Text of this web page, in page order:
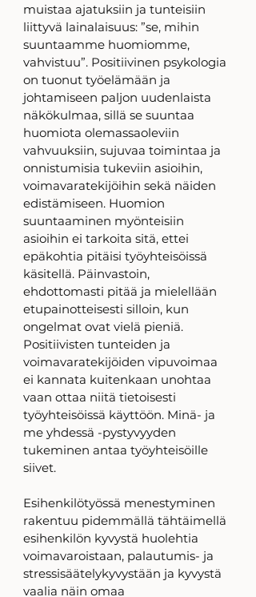
muistaa ajatuksiin ja tunteisiin
liittyvä lainalaisuus: ”se, mihin
suuntaamme huomiomme,
vahvistuu”. Positiivinen psykologia
on tuonut työelämään ja
johtamiseen paljon uudenlaista
näkökulmaa, sillä se suuntaa
huomiota olemassaoleviin
vahvuuksiin, sujuvaa toimintaa ja
onnistumisia tukeviin asioihin,
voimavaratekijöihin sekä näiden
edistämiseen. Huomion
suuntaaminen myönteisiin
asioihin ei tarkoita sitä, ettei
epäkohtia pitäisi työyhteisöissä
käsitellä. Päinvastoin,
ehdottomasti pitää ja mielellään
etupainotteisesti silloin, kun
ongelmat ovat vielä pieniä.
Positiivisten tunteiden ja
voimavaratekijöiden vipuvoimaa
ei kannata kuitenkaan unohtaa
vaan ottaa niitä tietoisesti
työyhteisöissä käyttöön. Minä- ja
me yhdessä -pystyvyyden
tukeminen antaa työyhteisöille
siivet.
Esihenkilötyössä menestyminen
rakentuu pidemmällä tähtäimellä
esihenkilön kyvystä huolehtia
voimavaroistaan, palautumis- ja
stressisäätelykyvystään ja kyvystä
vaalia näin omaa